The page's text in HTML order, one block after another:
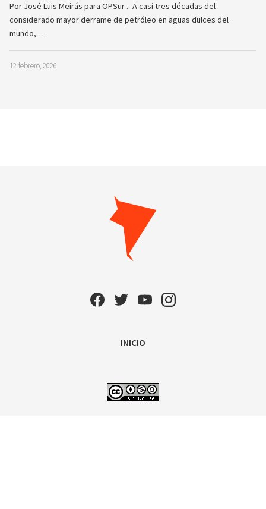
Por José Luis Meirás para OPSur .- A casi tres décadas del
considerado mayor derrame de petróleo en aguas dulces del
mundo,…
12 febrero, 2026
INICIO